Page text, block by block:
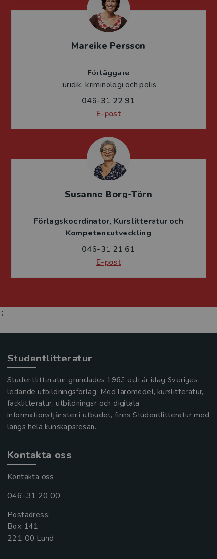
Mareike Persson
Förläggare
Juridik, kriminologi och polis
046-31 22 91
E-post
Susanne Borg-Törn
Förlagskoordinator Kurslitteratur och
Kompetensutveckling
046-31 21 61
E-post
;
Studentlitteratur
Studentlitteratur grundades 1963 och är idag Sveriges
ledande utbildningsförlag. Med läromedel, kurslitteratur,
facklitteratur, utbildningar och digitala
informationstjänster i utbudet, finns Studentlitteratur med
längs hela kunskapsresan.
Kontakta oss
Kontakta oss
046-31 20 00
Postadress:
Box 141
221 00 Lund